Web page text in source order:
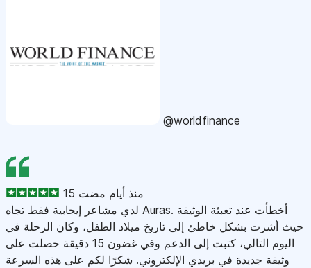
@worldfinance
15 منذ أيام مضت
لدي مشاعر إيجابية فقط تجاه Auras. أخطأت عند تعبئة الوثيقة
حيث أشرت بشكل خاطئ إلى تاريخ ميلاد الطفل، وكان الرحلة في
اليوم التالي، كتبت إلى الدعم وفي غضون 15 دقيقة حصلت على
وثيقة جديدة في بريدي الإلكتروني. شكرًا لكم على هذه السرعة